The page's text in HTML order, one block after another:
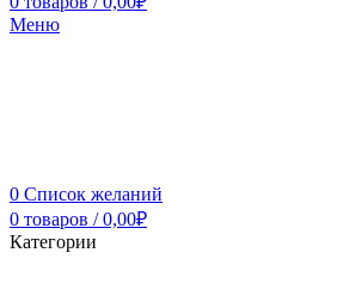
Меню
0 Список желаний
0 товаров / 0,00₽
Категории